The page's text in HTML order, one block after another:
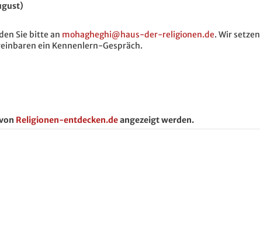
Sie bitte an mohagheghi@haus-der-religionen.de. Wir setzen
ein Kennenlern-Gespräch.
Religionen-entdecken.deangezeigt werden.